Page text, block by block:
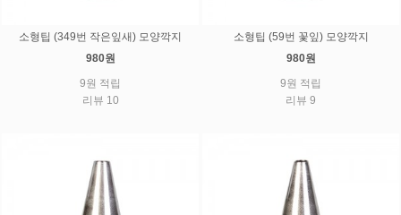
소형팁 (349번 작은잎새) 모양깍지
980원
9원 적립
리뷰 10
소형팁 (59번 꽃잎) 모양깍지
980원
9원 적립
리뷰 9